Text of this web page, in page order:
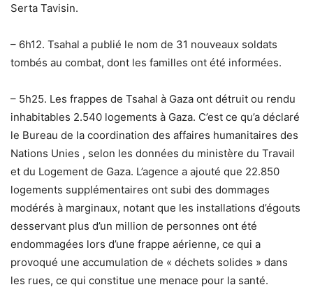
Serta Tavisin.
– 6h12. Tsahal a publié le nom de 31 nouveaux soldats
tombés au combat, dont les familles ont été informées.
– 5h25. Les frappes de Tsahal à Gaza ont détruit ou rendu
inhabitables 2.540 logements à Gaza. C’est ce qu’a déclaré
le Bureau de la coordination des affaires humanitaires des
Nations Unies , selon les données du ministère du Travail
et du Logement de Gaza. L’agence a ajouté que 22.850
logements supplémentaires ont subi des dommages
modérés à marginaux, notant que les installations d’égouts
desservant plus d’un million de personnes ont été
endommagées lors d’une frappe aérienne, ce qui a
provoqué une accumulation de « déchets solides » dans
les rues, ce qui constitue une menace pour la santé.